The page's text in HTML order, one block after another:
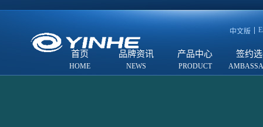
中文版
首页 品牌资讯 产品中心 签约